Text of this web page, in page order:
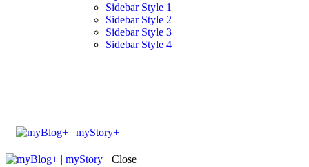
Sidebar Style 1
Sidebar Style 2
Sidebar Style 3
Sidebar Style 4
Close